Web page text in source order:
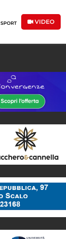
SPORT VIDEO